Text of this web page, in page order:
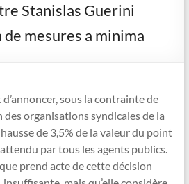
Stanislas Guerini
mesures a minima
sous la contrainte de
organisations syndicales de la
de 3,5% de la valeur du point
par tous les agents publics.
prend acte de cette décision